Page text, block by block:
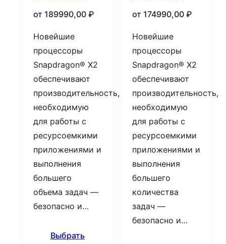
от 189990,00 ₽
Новейшие
процессоры
Snapdragon® X2
обеспечивают
производительность,
необходимую
для работы с
ресурсоемкими
приложениями и
выполнения
большего
объема задач —
безопасно и…
Выбрать
от 174990,00 ₽
Новейшие
процессоры
Snapdragon® X2
обеспечивают
производительность,
необходимую
для работы с
ресурсоемкими
приложениями и
выполнения
большего
количества
задач —
безопасно и…